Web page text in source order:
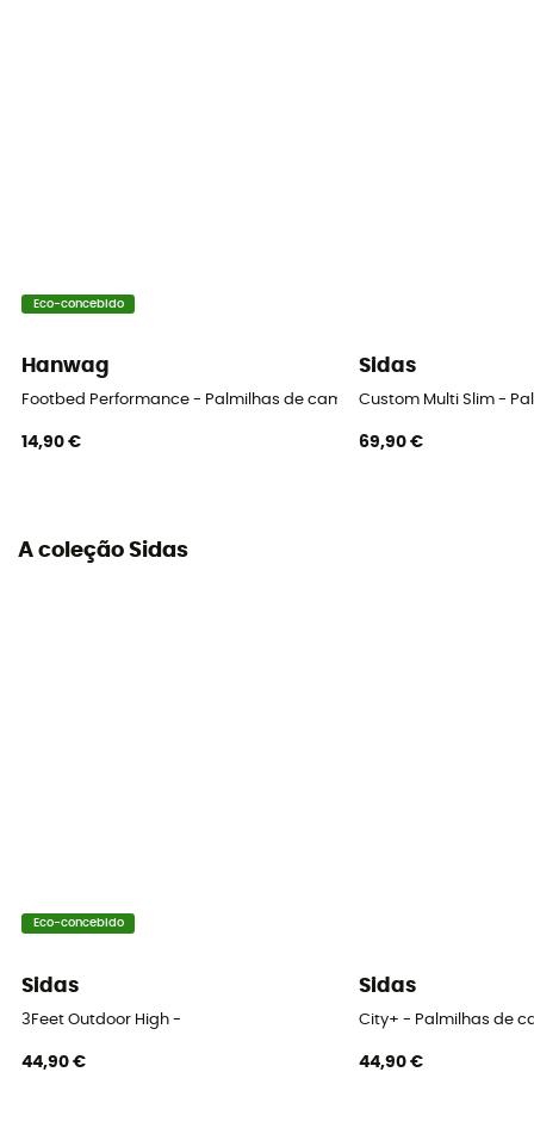
Eco-concebido
Hanwag
Footbed Performance - Palmilhas de caminhada
14,90 €
Sidas
Custom Multi Slim -
69,90 €
A coleção Sidas
Eco-concebido
Sidas
3Feet Outdoor High -
44,90 €
Sidas
City+ - Palmilhas de
44,90 €